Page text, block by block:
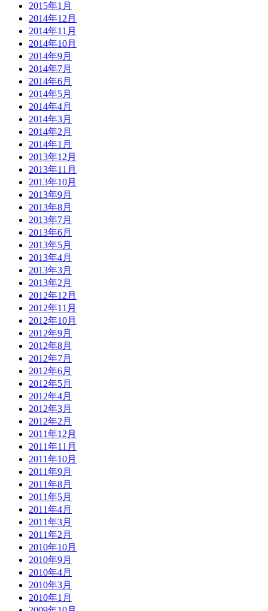
2015年1月
2014年12月
2014年11月
2014年10月
2014年9月
2014年7月
2014年6月
2014年5月
2014年4月
2014年3月
2014年2月
2014年1月
2013年12月
2013年11月
2013年10月
2013年9月
2013年8月
2013年7月
2013年6月
2013年5月
2013年4月
2013年3月
2013年2月
2012年12月
2012年11月
2012年10月
2012年9月
2012年8月
2012年7月
2012年6月
2012年5月
2012年4月
2012年3月
2012年2月
2011年12月
2011年11月
2011年10月
2011年9月
2011年8月
2011年5月
2011年4月
2011年3月
2011年2月
2010年10月
2010年9月
2010年4月
2010年3月
2010年1月